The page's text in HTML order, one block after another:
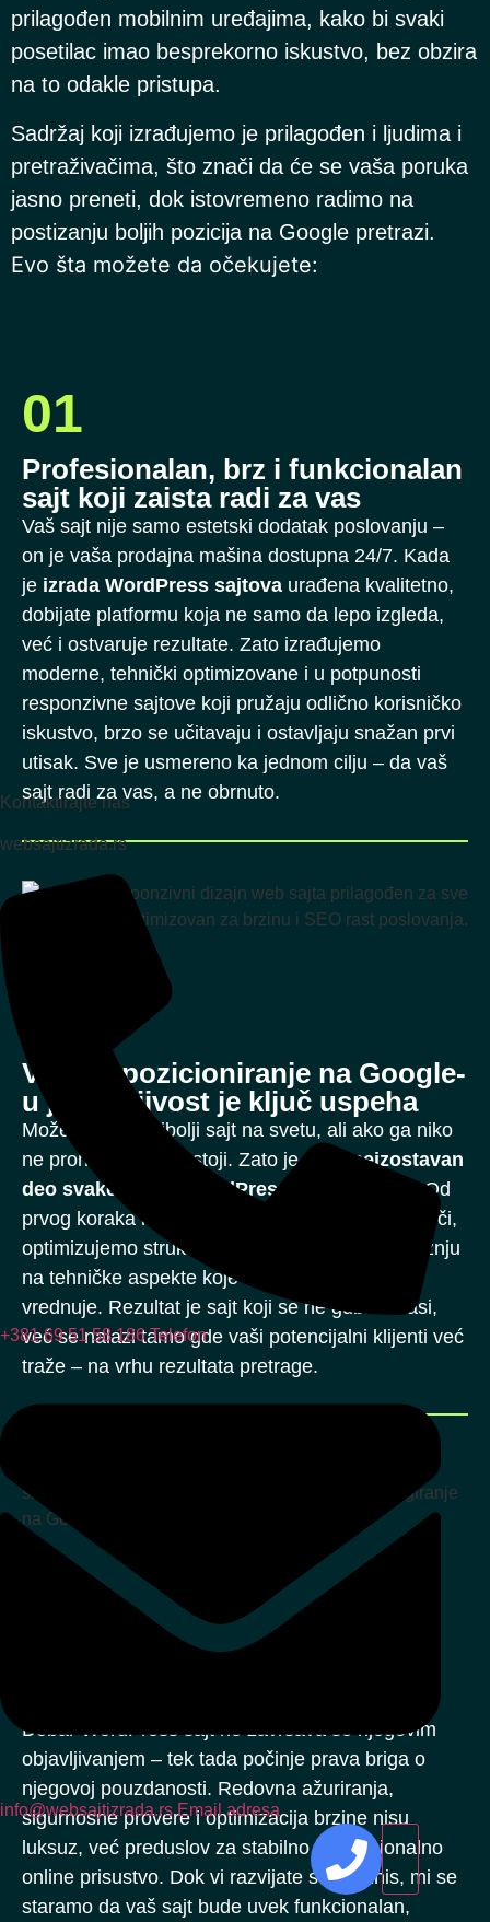
prilagođen mobilnim uređajima, kako bi svaki
posetilac imao besprekorno iskustvo, bez obzira
na to odakle pristupa.
Sadržaj koji izrađujemo je prilagođen i ljudima i
pretraživačima, što znači da će se vaša poruka
jasno preneti, dok istovremeno radimo na
postizanju boljih pozicija na Google pretrazi.
Evo šta možete da očekujete:
01
Profesionalan, brz i funkcionalan
sajt koji zaista radi za vas
Vaš sajt nije samo estetski dodatak poslovanju –
on je vaša prodajna mašina dostupna 24/7. Kada
je izrada WordPress sajtova urađena kvalitetno,
dobijate platformu koja ne samo da lepo izgleda,
već i ostvaruje rezultate. Zato izrađujemo
moderne, tehnički optimizovane i u potpunosti
responzivne sajtove koji pružaju odlično korisničko
iskustvo, brzo se učitavaju i ostavljaju snažan prvi
utisak. Sve je usmereno ka jednom cilju – da vaš
sajt radi za vas, a ne obrnuto.
Visoko pozicioniranje na Google-
u jer vidljivost je ključ uspeha
Možete imati najbolji sajt na svetu, ali ako ga niko
ne pronađe – ne postoji. Zato jeSEO
neizostavan
deo svake izrade WordPress sajta
kod nas. Od
prvog koraka radimo detaljnu analizu ključnih reči,
optimizujemo strukturu stranica i obraćamo pažnju
na tehničke aspekte koje Google prepoznaje i
vrednuje. Rezultat je sajt koji se ne gubi u masi,
već se nalazi tamo gde vaši potencijalni klijenti već
traže – na vrhu rezultata pretrage.
Dobar WordPress sajt ne završava se njegovim
objavljivanjem – tek tada počinje prava briga o
njegovoj pouzdanosti. Redovna ažuriranja,
sigurnosne provere i optimizacija brzine nisu
luksuz, već preduslov za stabilno i profesionalno
online prisustvo. Dok vi razvijate svoj biznis, mi se
staramo da vaš sajt bude uvek funkcionalan,
Kontaktirajte nas
websajtizrada.rs
+381 69 51 58 186 Telefon
info@websajtizrada.rsEmail adresa